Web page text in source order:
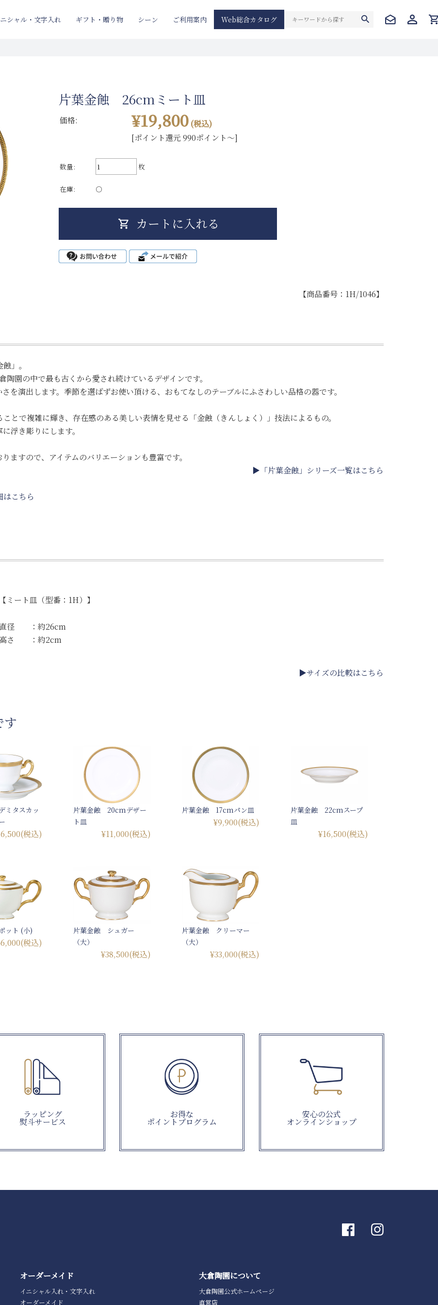
シャル・文字入れ ギフト・贈り物 シーン ご利用案内 Web総合カタログ
片葉金蝕 26cmミート皿
価格: ¥19,800 (税込)
[ポイント還元 990ポイント～]
数量: 枚
在庫: ○
【商品番号：1H/1046】
」。
園の中で最も古くから愛され続けているデザインです。
を演出します。季節を選ばずお使い頂ける、おもてなしのテーブルにふさわしい品格の器です。
とで複雑に輝き、存在感のある美しい表情を見せる「金蝕（きんしょく）」技法によるもの。
浮き彫りにします。
ますので、アイテムのバリエーションも豊富です。
▶「片葉金蝕」シリーズ一覧はこちら
こちら
【ミート皿（型番：1H）】
直径 ：約26cm
高さ ：約2cm
▶サイズの比較はこちら
す
ミタスカッ
(税込)
片葉金蝕 20cmデザー
ト皿
¥11,000(税込)
片葉金蝕 17cmパン皿
¥9,900(税込)
片葉金蝕 22cmスープ
皿
¥16,500(税込)
ット (小)
(税込)
片葉金蝕 シュガー
（大）
¥38,500(税込)
片葉金蝕 クリーマー
（大）
¥33,000(税込)
ラッピング
熨斗サービス
お得な
ポイントプログラム
安心の公式
オンラインショップ
オーダーメイド
イニシャル入れ・文字入れ
オーダーメイド
大倉陶園について
大倉陶園公式ホームページ
直営店